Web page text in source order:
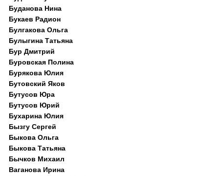
Буданова Нина
Букаев Радион
Булгакова Ольга
Булыгина Татьяна
Бур Дмитрий
Буровская Полина
Бурякова Юлия
Бутовский Яков
Бутусов Юра
Бутусов Юрий
Бухарина Юлия
Бызгу Сергей
Быкова Ольга
Быкова Татьяна
Бычков Михаил
Ваганова Ирина